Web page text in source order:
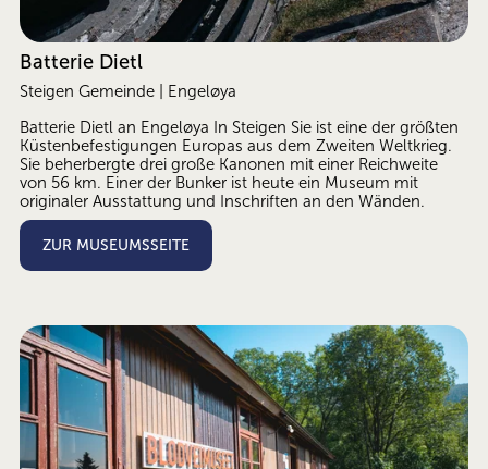
Batterie Dietl
Steigen Gemeinde | Engeløya
Batterie Dietl an Engeløya In Steigen Sie ist eine der größten
Küstenbefestigungen Europas aus dem Zweiten Weltkrieg.
Sie beherbergte drei große Kanonen mit einer Reichweite
von 56 km. Einer der Bunker ist heute ein Museum mit
originaler Ausstattung und Inschriften an den Wänden.
ZUR MUSEUMSSEITE